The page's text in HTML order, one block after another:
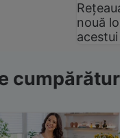
nouă
acestui